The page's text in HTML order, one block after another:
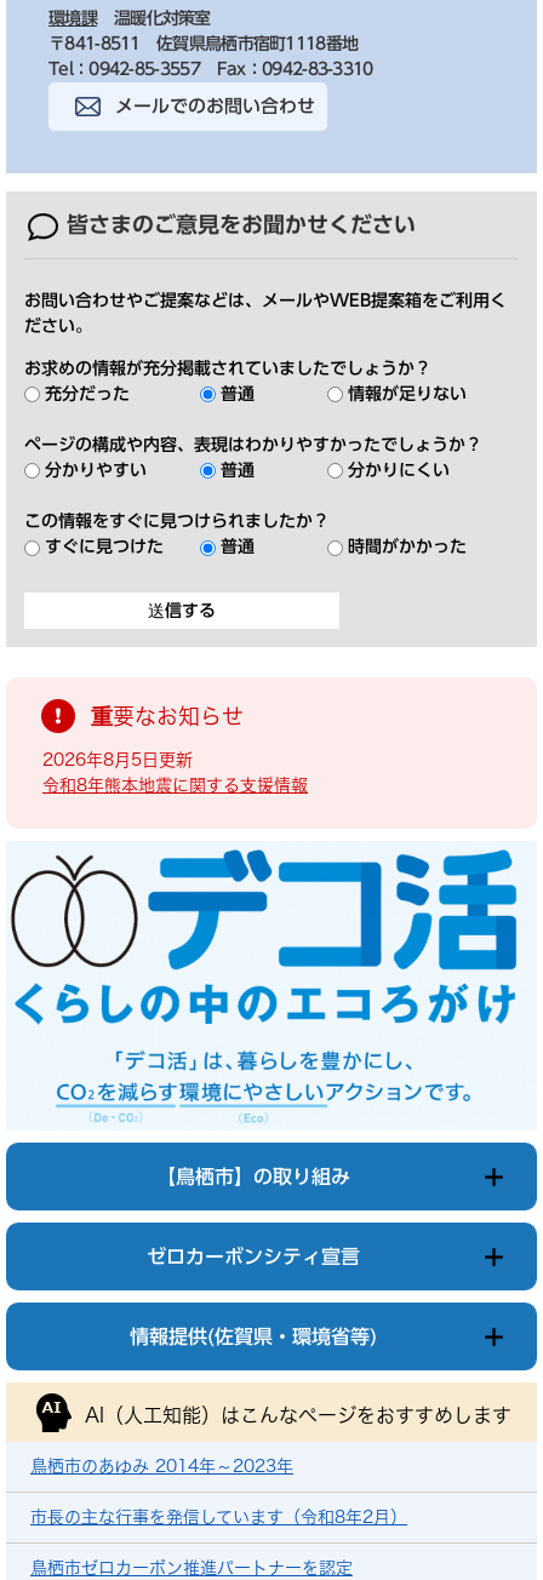
環境課
温暖化対策室
〒841-8511 佐賀県鳥栖市宿町1118番地
Tel：0942-85-3557
Fax：0942-83-3310
メールでのお問い合わせ
皆さまのご意見をお聞かせください
お問い合わせやご提案などは、メールやWEB提案箱をご利用く
ださい。
お求めの情報が充分掲載されていましたでしょうか？
充分だった
普通 情報が足りない
ページの構成や内容、表現はわかりやすかったでしょうか？
分かりやすい
普通 分かりにくい
この情報をすぐに見つけられましたか？
すぐに見つけた
普通 時間がかかった
重要なお知らせ
2026年8月5日更新
令和8年熊本地震に関する支援情報
【鳥栖市】の取り組み
ゼロカーボンシティ宣言
情報提供(佐賀県・環境省等)
AI（人工知能）は こんなページをおすすめします
鳥栖市のあゆみ 2014年～2023年
市長の主な行事を発信しています（令和8年2月）
鳥栖市ゼロカーボン推進パートナーを認定